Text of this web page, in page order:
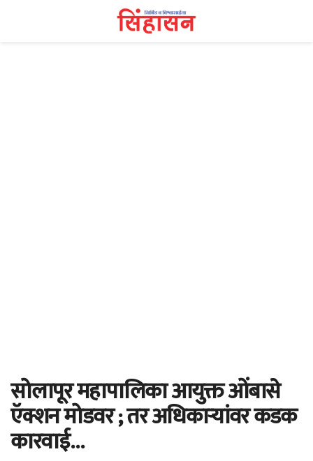
सोलापूर महापालिका आयुक्त ओंबासे
ऍक्शन मोडवर ; तर अधिकाऱ्यांवर कडक
कारवाई…